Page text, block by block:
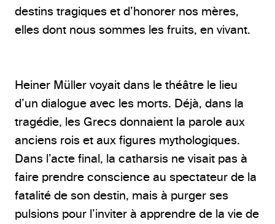
destins tragiques et d’honorer nos mères,
elles dont nous sommes les fruits, en vivant.
Heiner Müller voyait dans le théâtre le lieu
d’un dialogue avec les morts. Déjà, dans la
tragédie, les Grecs donnaient la parole aux
anciens rois et aux figures mythologiques.
Dans l’acte final, la catharsis ne visait pas à
faire prendre conscience au spectateur de la
fatalité de son destin, mais à purger ses
pulsions pour l’inviter à apprendre de la vie de